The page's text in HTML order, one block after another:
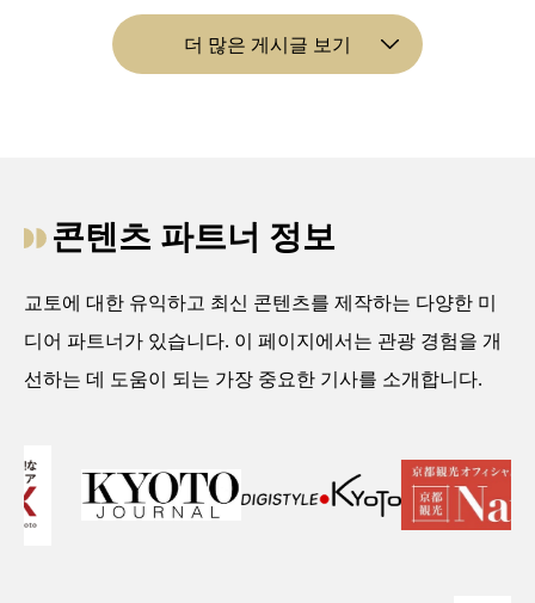
더 많은 게시글 보기
콘텐츠 파트너 정보
교토에 대한 유익하고 최신 콘텐츠를 제작하는 다양한 미
디어 파트너가 있습니다. 이 페이지에서는 관광 경험을 개
선하는 데 도움이 되는 가장 중요한 기사를 소개합니다.